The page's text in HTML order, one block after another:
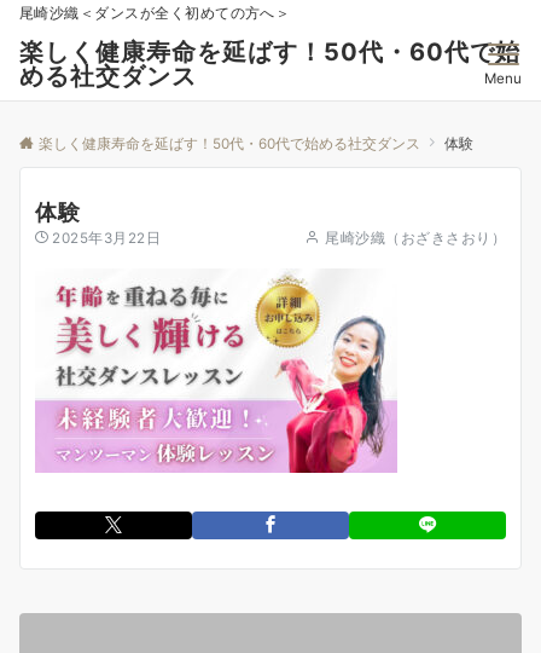
尾崎沙織＜ダンスが全く初めての方へ＞
楽しく健康寿命を延ばす！50代・60代で始
める社交ダンス
Menu
楽しく健康寿命を延ばす！50代・60代で始める社交ダンス 体験
体験
2025年3月22日 尾崎沙織（おざきさおり）